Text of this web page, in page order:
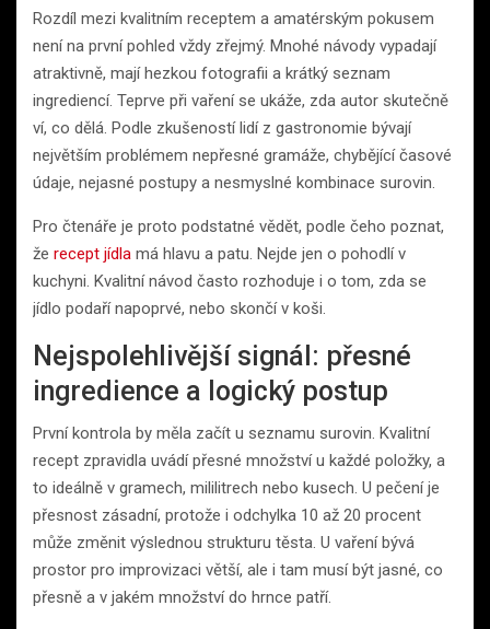
Rozdíl mezi kvalitním receptem a amatérským pokusem
není na první pohled vždy zřejmý. Mnohé návody vypadají
atraktivně, mají hezkou fotografii a krátký seznam
ingrediencí. Teprve při vaření se ukáže, zda autor skutečně
ví, co dělá. Podle zkušeností lidí z gastronomie bývají
největším problémem nepřesné gramáže, chybějící časové
údaje, nejasné postupy a nesmyslné kombinace surovin.
Pro čtenáře je proto podstatné vědět, podle čeho poznat,
že recept jídla má hlavu a patu. Nejde jen o pohodlí v
kuchyni. Kvalitní návod často rozhoduje i o tom, zda se
jídlo podaří napoprvé, nebo skončí v koši.
Nejspolehlivější signál: přesné
ingredience a logický postup
První kontrola by měla začít u seznamu surovin. Kvalitní
recept zpravidla uvádí přesné množství u každé položky, a
to ideálně v gramech, mililitrech nebo kusech. U pečení je
přesnost zásadní, protože i odchylka 10 až 20 procent
může změnit výslednou strukturu těsta. U vaření bývá
prostor pro improvizaci větší, ale i tam musí být jasné, co
přesně a v jakém množství do hrnce patří.